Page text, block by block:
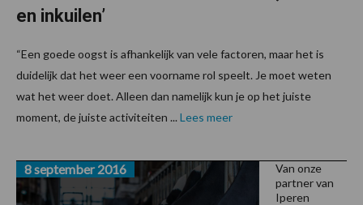
en inkuilen’
“Een goede oogst is afhankelijk van vele factoren, maar het is
duidelijk dat het weer een voorname rol speelt. Je moet weten
wat het weer doet. Alleen dan namelijk kun je op het juiste
moment, de juiste activiteiten ... Lees meer
Van onze
partner van
Iperen
8 september 2016